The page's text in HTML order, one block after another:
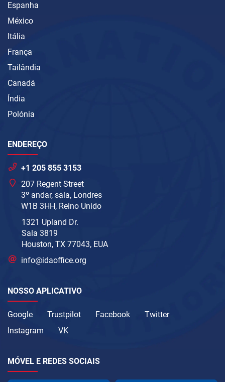
Espanha
México
Itália
França
Tailândia
Canadá
Índia
Polónia
ENDEREÇO
+1 205 855 3153
207 Regent Street
3º andar, sala, Londres
W1B 3HH, Reino Unido
1321 Upland Dr.
Sala 3819
Houston, TX 77043, EUA
info@idaoffice.org
NOSSO APLICATIVO
Google Trustpilot Facebook
Twitter
Instagram
VK
MÓVEL E REDES SOCIAIS